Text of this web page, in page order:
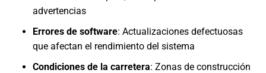
advertencias
Errores de software: Actualizaciones defectuosas
que afectan el rendimiento del sistema
Condiciones de la carretera: Zonas de construcción